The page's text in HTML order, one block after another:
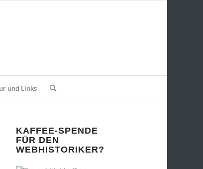
und Links
KAFFEE-SPENDE
FÜR DEN
WEBHISTORIKER?